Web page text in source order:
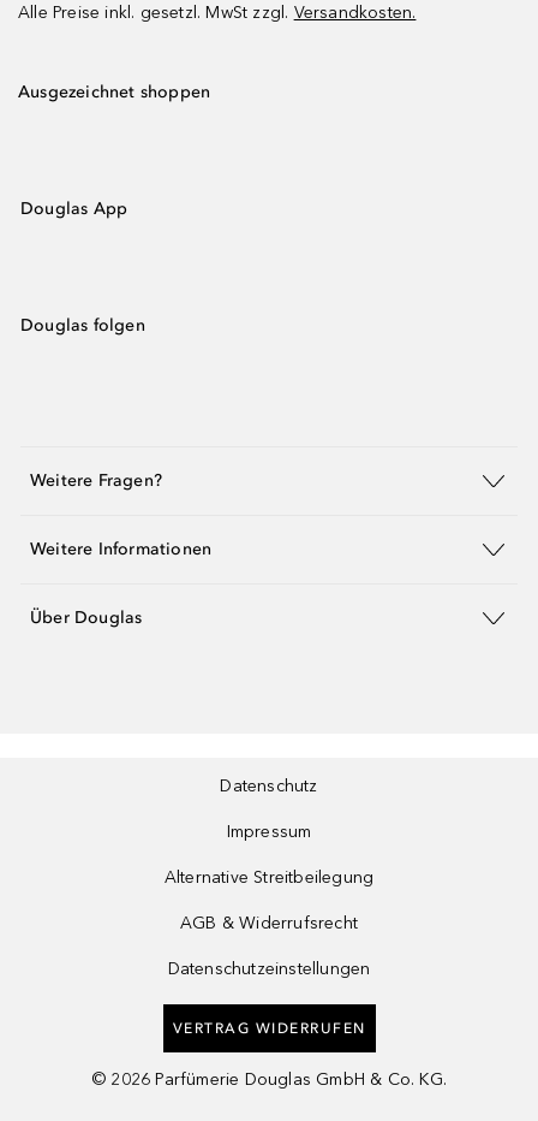
Alle Preise inkl. gesetzl. MwSt zzgl. Versandkosten.
Ausgezeichnet shoppen
Douglas App
Douglas folgen
Weitere Fragen?
Weitere Informationen
Über Douglas
Datenschutz
Impressum
Alternative Streitbeilegung
AGB & Widerrufsrecht
Datenschutzeinstellungen
VERTRAG WIDERRUFEN
© 2026 Parfümerie Douglas GmbH & Co. KG.